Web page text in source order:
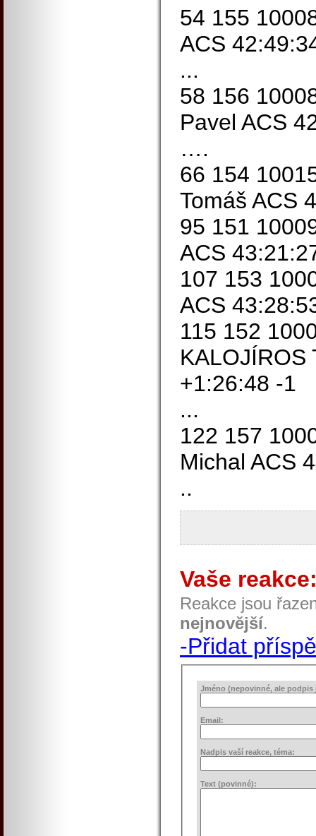
54 155
ACS
...
58 156
Pavel ACS
….
66 154
Tomáš ACS
95 151
ACS
107 153
ACS
115 152
KALOJÍROS
+1:26:48 -1
...
122 157
Michal ACS
..
Vaše
Reakce jsou
nejnovější.
-Přidat
Jméno (nepovinné, ale podpis
Email:
Nadpis vaší reakce, téma:
Text (povinné):